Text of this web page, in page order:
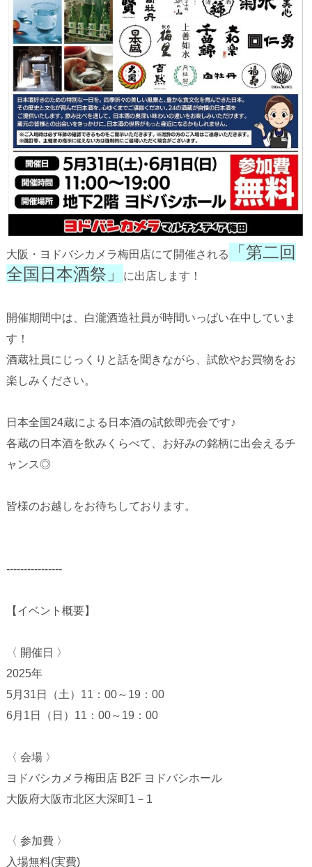
大阪・ヨドバシカメラ梅田店にて開催される
「第二回
全国日本酒祭」
に出店します！
開催期間中は、白瀧酒造社員が時間いっぱい在中していま
す！
酒蔵社員にじっくりと話を聞きながら、試飲やお買物をお
楽しみください。
日本全国24蔵による日本酒の試飲即売会です♪
各蔵の日本酒を飲みくらべて、お好みの銘柄に出会えるチ
ャンス◎
皆様のお越しをお待ちしております。
----------------
【イベント概要】
〈 開催日 〉
2025年
5月31日（土）11：00～19：00
6月1日（日）11：00～19：00
〈 会場 〉
ヨドバシカメラ梅田店 B2F ヨドバシホール
大阪府大阪市北区大深町1－1
〈 参加費 〉
入場無料(実費)